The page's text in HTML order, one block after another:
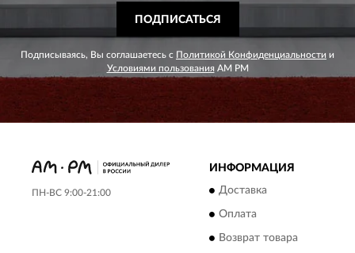
ПОДПИСАТЬСЯ
Подписываясь, Вы соглашаетесь с Политикой Конфиденциальности и
Условиями пользования AM PM
ПН-ВС 9:00-21:00
ИНФОРМАЦИЯ
Доставка
Оплата
Возврат товара